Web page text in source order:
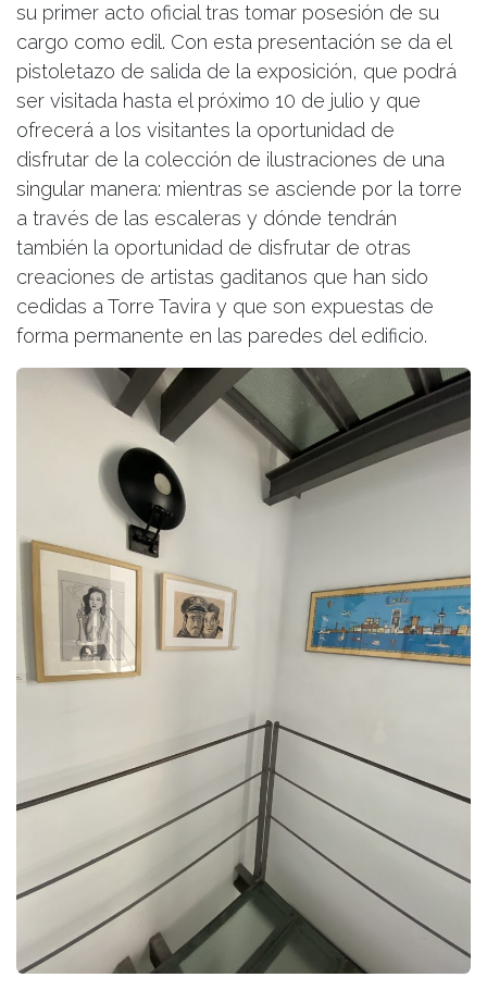
su primer acto oficial tras tomar posesión de su
cargo como edil. Con esta presentación se da el
pistoletazo de salida de la exposición, que podrá
ser visitada hasta el próximo 10 de julio y que
ofrecerá a los visitantes la oportunidad de
disfrutar de la colección de ilustraciones de una
singular manera: mientras se asciende por la torre
a través de las escaleras y dónde tendrán
también la oportunidad de disfrutar de otras
creaciones de artistas gaditanos que han sido
cedidas a Torre Tavira y que son expuestas de
forma permanente en las paredes del edificio.